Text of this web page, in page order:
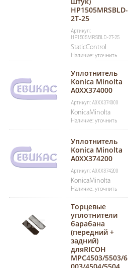
HP1505MRSBLD-
2T-25
Артикул:
HP1505MRSBLD-2T-25
StaticControl
Наличие: уточнить
Уплотнитель
Konica Minolta
A0XX374000
Артикул: A0XX374000
KonicaMinolta
Наличие: уточнить
Уплотнитель
Konica Minolta
A0XX374200
Артикул: A0XX374200
KonicaMinolta
Наличие: уточнить
Торцевые
уплотнители
барабана
(передний +
задний)
дляRICOH
MPC4503/5503/6